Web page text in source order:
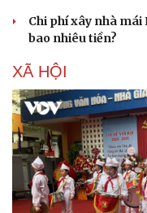
Sức khỏe
Dinh dưỡng - món ngon
Cây thuốc
Sản phụ khoa
Nhi khoa
Nam khoa
Làm đẹp - giảm cân
Phòng mạch online
Chi phí xây nhà mái
bao nhiêu tiền?
XÃ HỘI